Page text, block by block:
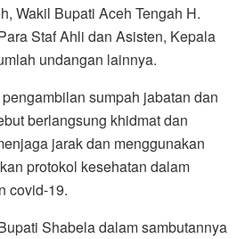
Wakil Bupati Aceh Tengah H.
Staf Ahli dan Asisten, Kepala
undangan lainnya.
sumpah jabatan dan
berlangsung khidmat dan
jarak dan menggunakan
protokol kesehatan dalam
covid-19.
Shabela dalam sambutannya